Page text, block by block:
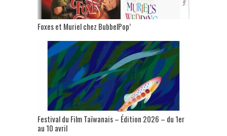
Foxes et Muriel chez BubbelPop’
Festival du Film Taïwanais – Édition 2026 – du 1er
au 10 avril